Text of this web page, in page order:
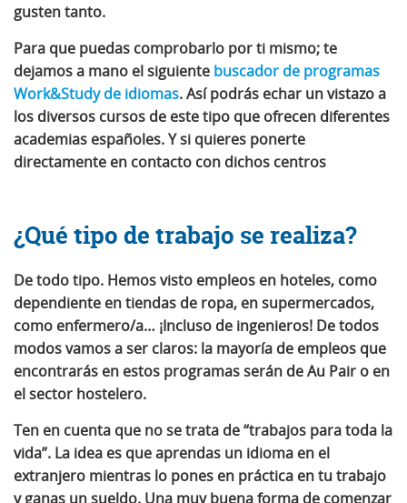
gusten tanto.
Para que puedas comprobarlo por ti mismo; te
dejamos a mano el siguiente buscador de programas
Work&Study de idiomas. Así podrás echar un vistazo a
los diversos cursos de este tipo que ofrecen diferentes
academias españoles. Y si quieres ponerte
directamente en contacto con dichos centros
¿Qué tipo de trabajo se realiza?
De todo tipo. Hemos visto empleos en hoteles, como
dependiente en tiendas de ropa, en supermercados,
como enfermero/a… ¡Incluso de ingenieros! De todos
modos vamos a ser claros: la mayoría de empleos que
encontrarás en estos programas serán de Au Pair o en
el sector hostelero.
Ten en cuenta que no se trata de “trabajos para toda la
vida”. La idea es que aprendas un idioma en el
extranjero mientras lo pones en práctica en tu trabajo
y ganas un sueldo. Una muy buena forma de comenzar